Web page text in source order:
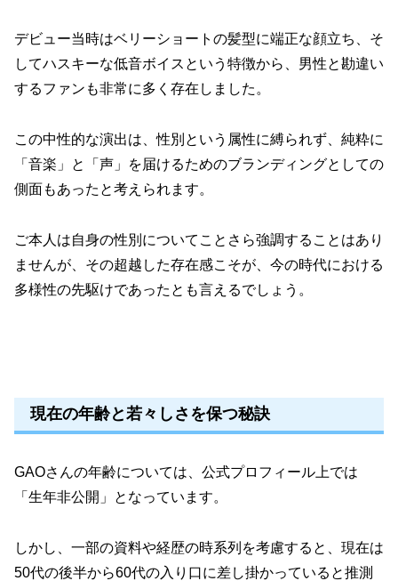
デビュー当時はベリーショートの髪型に端正な顔立ち、そ
してハスキーな低音ボイスという特徴から、男性と勘違い
するファンも非常に多く存在しました。
この中性的な演出は、性別という属性に縛られず、純粋に
「音楽」と「声」を届けるためのブランディングとしての
側面もあったと考えられます。
ご本人は自身の性別についてことさら強調することはあり
ませんが、その超越した存在感こそが、今の時代における
多様性の先駆けであったとも言えるでしょう。
現在の年齢と若々しさを保つ秘訣
GAOさんの年齢については、公式プロフィール上では
「生年非公開」となっています。
しかし、一部の資料や経歴の時系列を考慮すると、現在は
50代の後半から60代の入り口に差し掛かっていると推測